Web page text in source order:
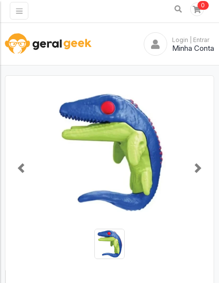
0
Login | Entrar
Minha Conta
Previous Next